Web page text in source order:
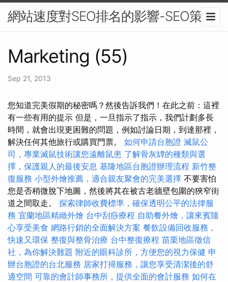
網站速度對SEO排名的影響-SEO策略
Marketing (55)
Sep 21, 2013
您知道完美假期的秘密嗎？然後告訴我們！在此之前：這裡
有一些有用的提示 但是，一旦指示了指示，我們計劃多長
時間，就會出現更困難的問題，例如討論日期，到達那裡，
解決任何其他旅行或購買門票。 如何申請台胞證 滅鼠公
司，專業滅鼠技術讓您遠離鼠患 了解骨灰罈的種類與選
擇，保護親人的最後安息 基隆地區台胞證辦理流程 新竹整
復服務 小型外燴推薦，適合親友聚會的完美選擇 不要害怕
您是否稍微脫下地圖，然後將其在被古老牆壁包圍的狹窄街
道之間取走。 探索律師收費標準，確保透明公平的法律服
務 宜蘭地區精緻外燴 台中刮痧療程 自助餐外燴，讓來賓隨
心享受美食 網路行銷的全面解決方案 餐飲設備回收服務，
快速又環保 整復與整骨治療 台中整復療程 苗栗地區徵信
社，為你解決難題 附近的眼科診所，方便您的視力保健 申
辦台胞證的台北服務 居家打掃服務，讓您享受清潔後的舒
適空間 可靠的會計師事務所，提供全面的會計服務 如何在